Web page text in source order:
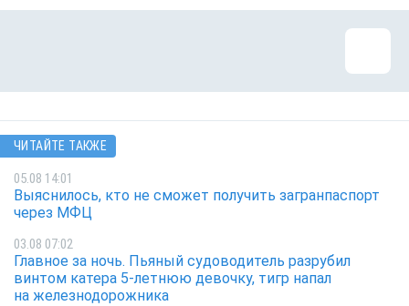
ЧИТАЙТЕ ТАКЖЕ
05.08 14:01
Выяснилось, кто не сможет получить загранпаспорт
через МФЦ
03.08 07:02
Главное за ночь. Пьяный судоводитель разрубил
винтом катера 5-летнюю девочку, тигр напал
на железнодорожника